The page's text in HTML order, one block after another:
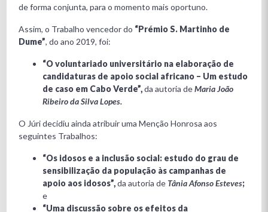
de forma conjunta, para o momento mais oportuno.
Assim, o Trabalho vencedor do “Prémio S. Martinho de
Dume”, do ano 2019, foi:
“O voluntariado universitário na elaboração de
candidaturas de apoio social africano – Um estudo
de caso em Cabo Verde”,da autoria deMaria João
Ribeiro da Silva Lopes.
O Júri decidiu ainda atribuir uma Menção Honrosa aos
seguintes Trabalhos:
“Os idosos e a inclusão social: estudo do grau de
sensibilização da população às campanhas de
apoio aos idosos”,da autoria de Tânia Afonso Esteves;
e
“Uma discussão sobre os efeitos da